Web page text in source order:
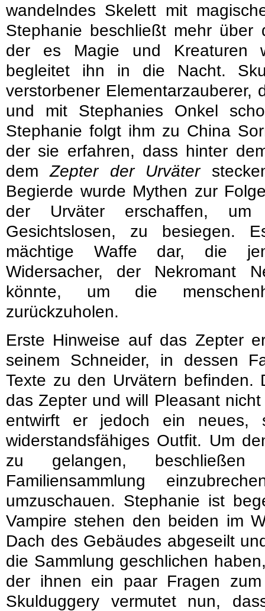
wandelndes Skelett mit
Stephanie beschließt mehr über
der es Magie und Kreaturen
begleitet ihn in die Nacht.
verstorbener Elementarzauberer,
und mit Stephanies Onkel
Stephanie folgt ihm zu China
der sie erfahren, dass hinter
demZepter der Urväter
Begierde wurde Mythen zur
der Urväter erschaffen,
Gesichtslosen, zu besiegen.
mächtige Waffe dar, die
Widersacher, der Nekromant
könnte, um die
zurückzuholen.
Erste Hinweise auf das Zepter
seinem Schneider, in dessen
Texte zu den Urvätern befinden.
das Zepter und will Pleasant
entwirft er jedoch ein neues,
widerstandsfähiges Outfit. Um
zu gelangen,
Familiensammlung
umzuschauen. Stephanie ist
Vampire stehen den beiden im
Dach des Gebäudes abgeseilt
die Sammlung geschlichen
der ihnen ein paar Fragen
Skulduggery vermutet nun,